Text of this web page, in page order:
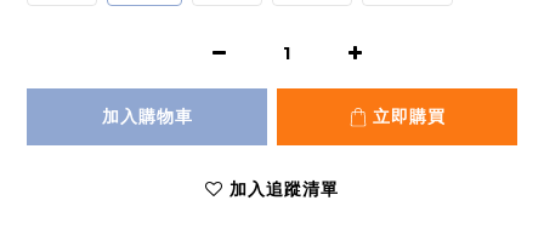
加入購物車 立即購買
加入追蹤清單